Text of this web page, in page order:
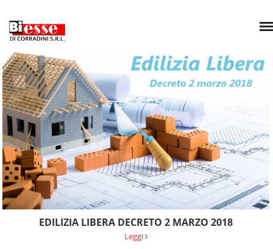
EDILIZIA LIBERA DECRETO 2 MARZO 2018
Leggi